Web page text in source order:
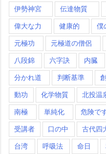
伊勢神宮 伝達物質
偉大な力 健康的 僕
元極功 元極道の僧侶
八段錦 六字訣 内臓
分かれ道 判断基準
動功 化学物質 北投温
南極 単純化 危険で
受講者 口の中 古代四
台湾 呼吸法 命日